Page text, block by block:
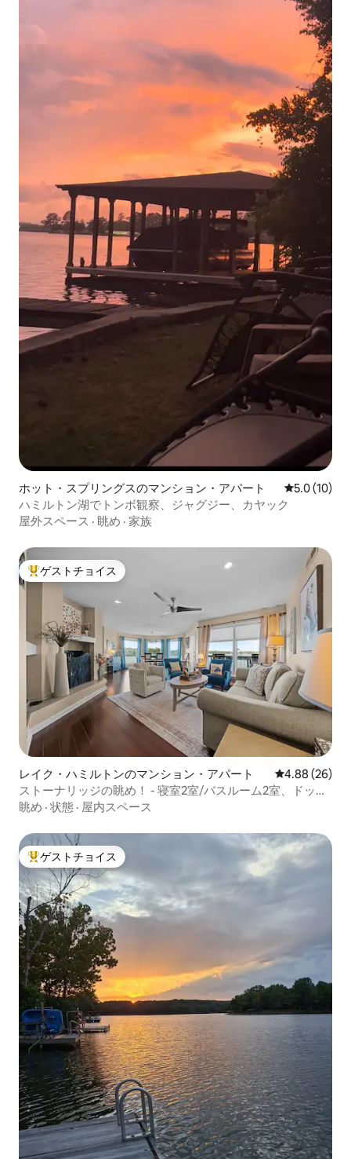
ホット・スプリングスのマンション・アパート レビュー10
5.0 (10)
ハミルトン湖でトンボ観察、ジャグジー、カヤック
屋外スペース · 眺め · 家族
大好評のゲストチョイスです。
ゲストチョイス
レイク・ハミルトンのマンション・アパート レビュー26
4.88 (26)
ストーナリッジの眺め！ - 寝室2室/バスルーム2室、ドック
＆プール
眺め · 状態 · 屋内スペース
大好評のゲストチョイスです。
ゲストチョイス